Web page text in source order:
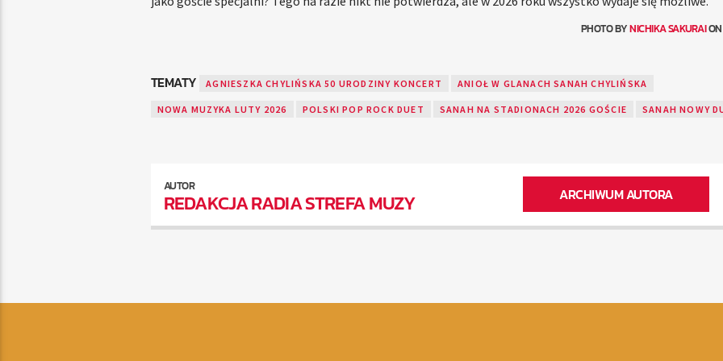
PHOTO BYNICHIKA SAKURAION
TEMATY AGNIESZKA CHYLIŃSKA 50 URODZINY KONCERT ANIOŁ W GLANACH SANAH CHYLIŃSKA
NOWA MUZYKA LUTY 2026 POLSKI POP ROCK DUET SANAH NA STADIONACH 2026 GOŚCIE SANAH NOWY
AUTOR
REDAKCJA RADIA STREFA MUZY ARCHIWUM AUTORA